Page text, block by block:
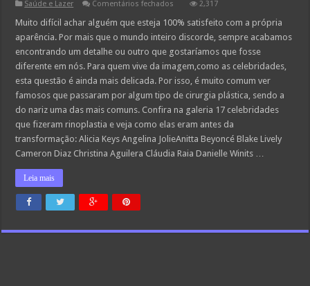
Saúde e Lazer Comentários fechados
com
no
nariz:
antes
e
depois
2,317
Muito difícil achar alguém que esteja 100% satisfeito com a própria
aparência. Por mais que o mundo inteiro discorde, sempre acabamos
encontrando um detalhe ou outro que gostaríamos que fosse
diferente em nós. Para quem vive da imagem,como as celebridades,
esta questão é ainda mais delicada. Por isso, é muito comum ver
famosos que passaram por algum tipo de cirurgia plástica, sendo a
do nariz uma das mais comuns. Confira na galeria 17 celebridades
que fizeram rinoplastia e veja como elas eram antes da
transformação: Alicia Keys Angelina JolieAnitta Beyoncé Blake Lively
Cameron Diaz Christina Aguilera Cláudia Raia Danielle Winits …
Leia mais